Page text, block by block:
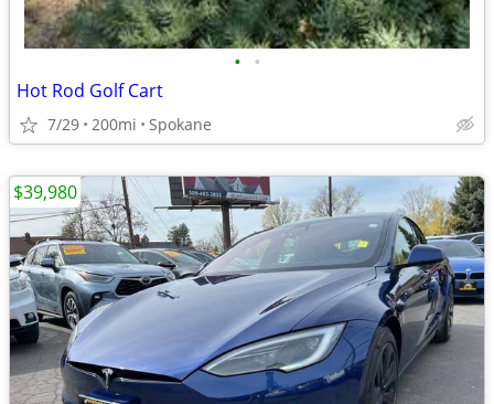
• •
Hot Rod Golf Cart
7/29 200mi Spokane
$39,980